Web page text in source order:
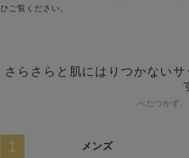
ひご覧ください。
さらさらと肌にはりつかない
べたつかず
1 メンズ